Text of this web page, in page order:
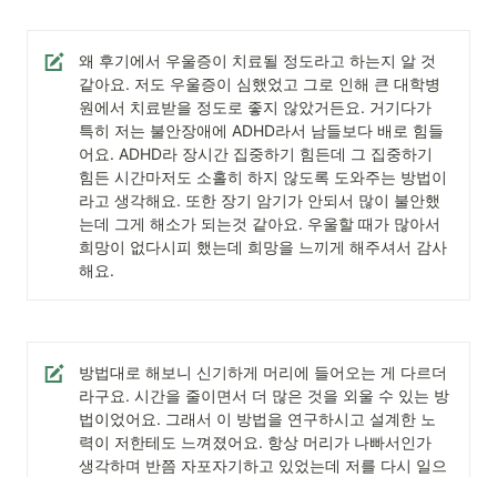
왜 후기에서 우울증이 치료될 정도라고 하는지 알 것
같아요. 저도 우울증이 심했었고 그로 인해 큰 대학병
원에서 치료받을 정도로 좋지 않았거든요. 거기다가
특히 저는 불안장애에 ADHD라서 남들보다 배로 힘들
어요. ADHD라 장시간 집중하기 힘든데 그 집중하기
힘든 시간마저도 소홀히 하지 않도록 도와주는 방법이
라고 생각해요. 또한 장기 암기가 안되서 많이 불안했
는데 그게 해소가 되는것 같아요. 우울할 때가 많아서
희망이 없다시피 했는데 희망을 느끼게 해주셔서 감사
해요.
방법대로 해보니 신기하게 머리에 들어오는 게 다르더
라구요. 시간을 줄이면서 더 많은 것을 외울 수 있는 방
법이었어요. 그래서 이 방법을 연구하시고 설계한 노
력이 저한테도 느껴졌어요. 항상 머리가 나빠서인가
생각하며 반쯤 자포자기하고 있었는데 저를 다시 일으